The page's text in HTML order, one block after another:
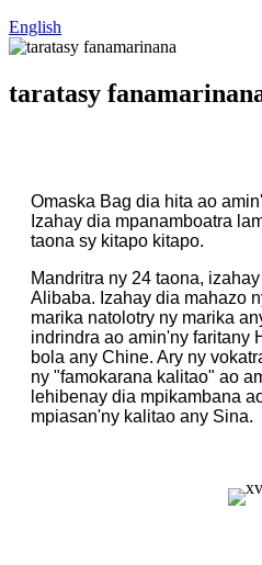
English
taratasy
Omaska ​​Bag dia hita ao
Izahay dia mpanamboatra
taona sy kitapo kitapo.
Mandritra ny 24 taona,
Alibaba. Izahay dia mahazo
marika natolotry ny marika
indrindra ao amin'ny faritany
bola any Chine. Ary ny
ny "famokarana kalitao" ao
lehibenay dia mpikambana
mpiasan'ny kalitao any Sina.